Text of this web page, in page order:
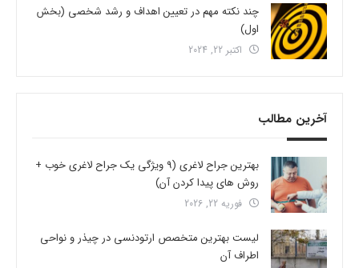
چند نکته مهم در تعیین اهداف و رشد شخصی (بخش
اول)
اکتبر 22, 2024
آخرین مطالب
بهترین جراح لاغری (9 ویژگی یک جراح لاغری خوب +
روش های پیدا کردن آن)
فوریه 22, 2026
لیست بهترین متخصص ارتودنسی در چیذر و نواحی
اطراف آن